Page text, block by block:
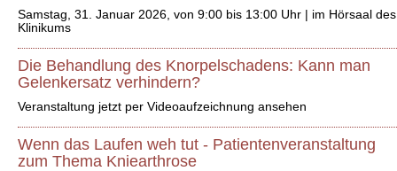
Samstag, 31. Januar 2026, von 9:00 bis 13:00 Uhr | im Hörsaal des
Klinikums
Die Behandlung des Knorpelschadens: Kann man
Gelenkersatz verhindern?
Veranstaltung jetzt per Videoaufzeichnung ansehen
Wenn das Laufen weh tut - Patientenveranstaltung
zum Thema Kniearthrose